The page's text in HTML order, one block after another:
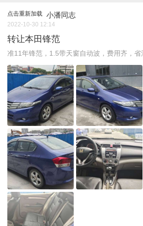
点击重新加载 小潘同志
2022-10-30 12:14
转让本田锋范
准11年锋范，1.5带天窗自动波，费用齐，省